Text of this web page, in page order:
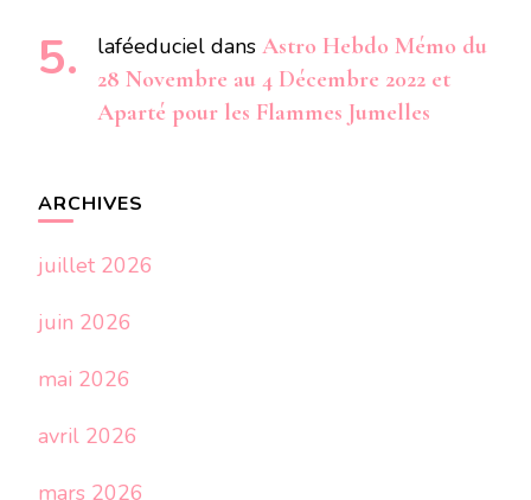
laféeduciel dans Astro Hebdo Mémo du
28 Novembre au 4 Décembre 2022 et
Aparté pour les Flammes Jumelles
ARCHIVES
juillet 2026
juin 2026
mai 2026
avril 2026
mars 2026